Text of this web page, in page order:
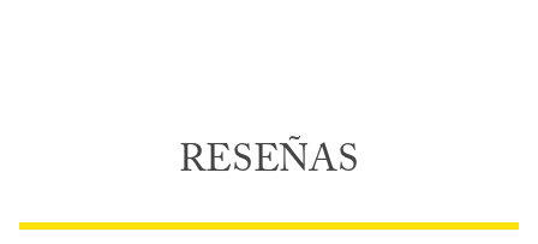
RESEÑAS